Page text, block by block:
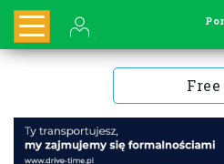
Free